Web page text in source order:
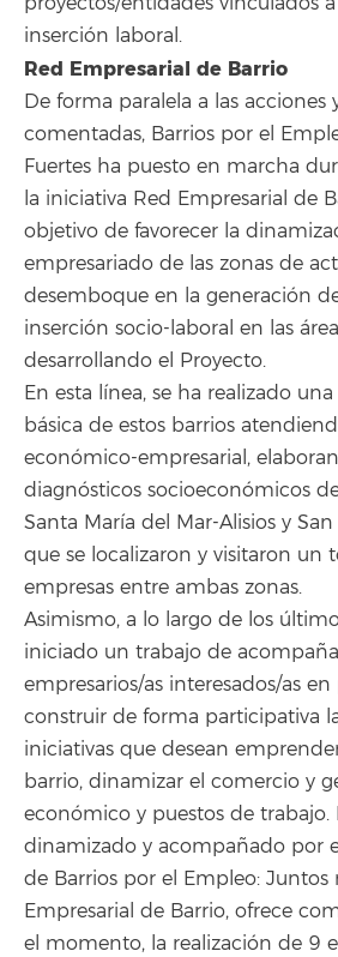
inserción laboral.
Red Empresarial de Barrio
De forma paralela a las acciones
comentadas, Barrios por el
Fuertes ha puesto en marcha
la iniciativa Red Empresarial de
objetivo de favorecer la
empresariado de las zonas de
desemboque en la generación
inserción socio-laboral en las
desarrollando el Proyecto.
En esta línea, se ha realizado
básica de estos barrios
económico-empresarial,
diagnósticos socioeconómicos
Santa María del Mar-Alisios y
que se localizaron y visitaron un
empresas entre ambas zonas.
Asimismo, a lo largo de los
iniciado un trabajo de
empresarios/as interesados/as
construir de forma participativa
iniciativas que desean
barrio, dinamizar el comercio y
económico y puestos de trabajo.
dinamizado y acompañado por
de Barrios por el Empleo: Juntos
Empresarial de Barrio, ofrece
el momento, la realización de 9